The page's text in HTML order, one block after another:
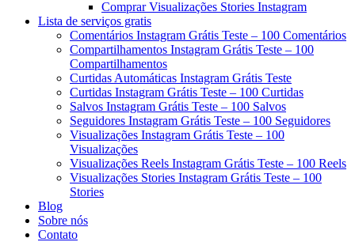
Comprar Visualizações Stories Instagram
Lista de serviços gratis
Comentários Instagram Grátis Teste – 100 Comentários
Compartilhamentos Instagram Grátis Teste – 100
Compartilhamentos
Curtidas Automáticas Instagram Grátis Teste
Curtidas Instagram Grátis Teste – 100 Curtidas
Salvos Instagram Grátis Teste – 100 Salvos
Seguidores Instagram Grátis Teste – 100 Seguidores
Visualizações Instagram Grátis Teste – 100
Visualizações
Visualizações Reels Instagram Grátis Teste – 100 Reels
Visualizações Stories Instagram Grátis Teste – 100
Stories
Blog
Sobre nós
Contato